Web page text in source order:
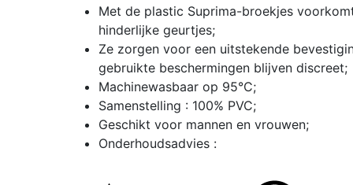
Met de plastic Suprima-broekjes
hinderlijke geurtjes;
Ze zorgen voor een uitstekende
gebruikte beschermingen blijven discreet;
Machinewasbaar op 95°C;
Samenstelling : 100% PVC;
Geschikt voor mannen en vrouwen;
Onderhoudsadvies :